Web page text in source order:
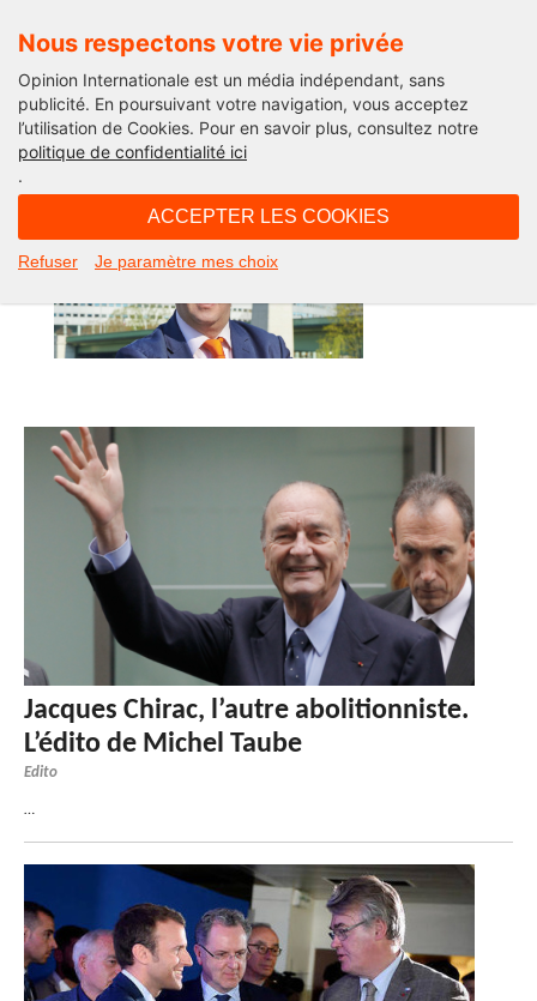
Nous respectons votre vie privée
Opinion Internationale est un média indépendant, sans
publicité. En poursuivant votre navigation, vous acceptez
l’utilisation de Cookies. Pour en savoir plus, consultez notre
politique de confidentialité ici
.
ACCEPTER LES COOKIES
Refuser Je paramètre mes choix
Edito
Jacques Chirac, l’autre abolitionniste.
L’édito de Michel Taube
Edito
…